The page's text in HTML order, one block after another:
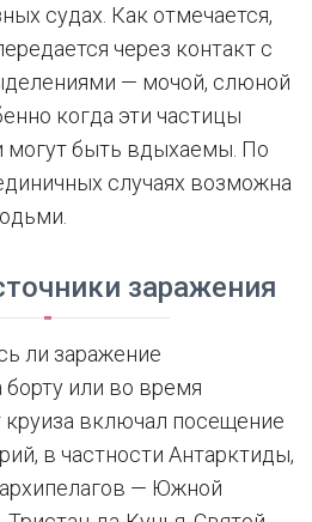
судах. Как отмечается,
через контакт с
— мочой, слюной
когда эти частицы
могут быть вдыхаемы. По
случаях возможна
заражения
ли заражение
или во время
включал посещение
в частности Антарктиды,
— Южной